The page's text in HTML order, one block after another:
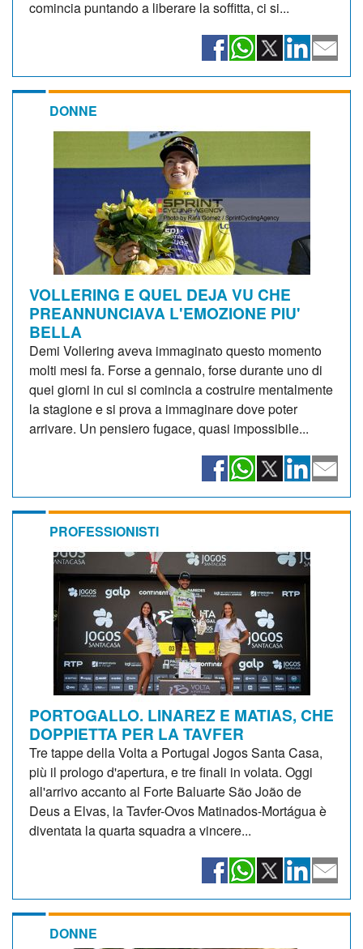
comincia puntando a liberare la soffitta, ci si...
DONNE
VOLLERING E QUEL DEJA VU CHE
PREANNUNCIAVA L'EMOZIONE PIU'
BELLA
Demi Vollering aveva immaginato questo momento
molti mesi fa. Forse a gennaio, forse durante uno di
quei giorni in cui si comincia a costruire mentalmente
la stagione e si prova a immaginare dove poter
arrivare. Un pensiero fugace, quasi impossibile...
PROFESSIONISTI
PORTOGALLO. LINAREZ E MATIAS, CHE
DOPPIETTA PER LA TAVFER
Tre tappe della Volta a Portugal Jogos Santa Casa,
più il prologo d'apertura, e tre finali in volata. Oggi
all'arrivo accanto al Forte Baluarte São João de
Deus a Elvas, la Tavfer-Ovos Matinados-Mortágua è
diventata la quarta squadra a vincere...
DONNE